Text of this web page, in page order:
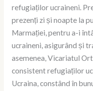
refugiaților ucraineni.
prezenți zi și noapte la
Marmației, pentru a-i
ucraineni, asigurând și
asemenea, Vicariatul
consistent refugiaților
Ucraina, constând în